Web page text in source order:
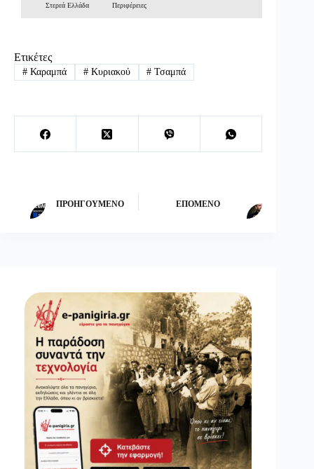
Στερεά Ελλάδα Περιφέρειες
Ετικέτες
#Καραμπά #Κυριακού # Τσαμπά
ΠΡΟΗΓΟΎΜΕΝΟ ΕΠΌΜΕΝΟ